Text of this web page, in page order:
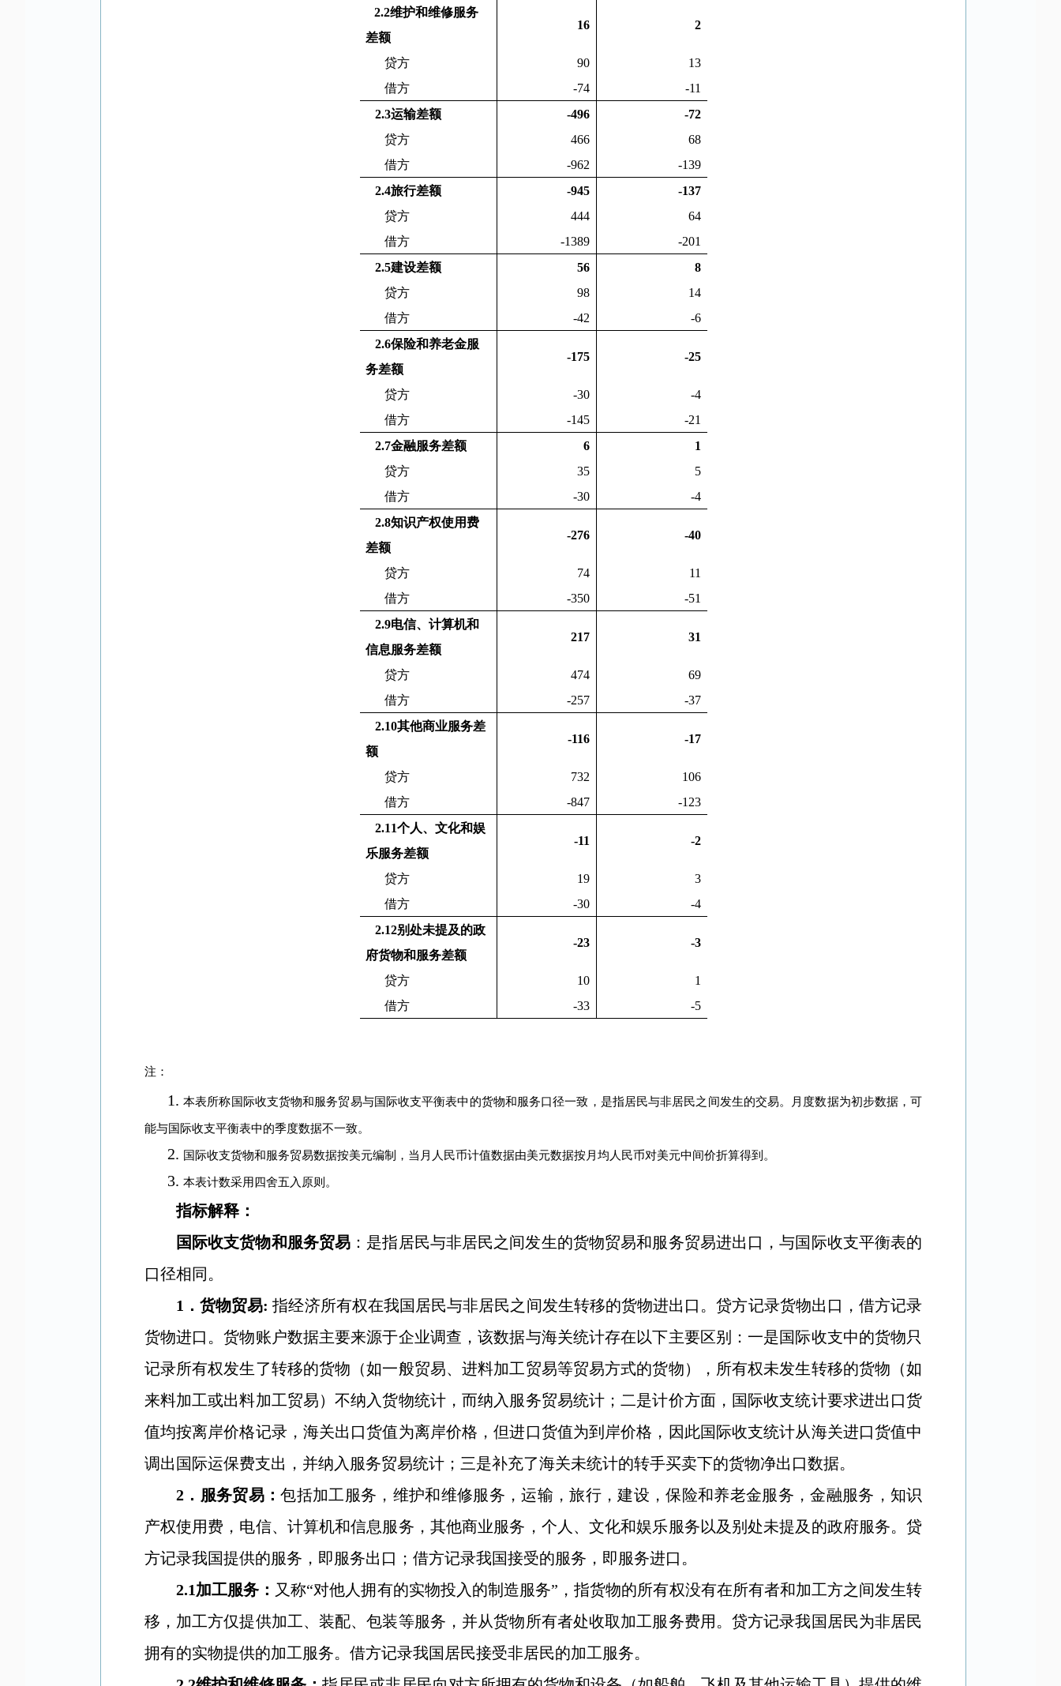
2.2维护和维修服务
差额
16 2
贷方 90
13
借方
-74
-11
2.3运输差额 -496
-72
贷方
466
68
借方
-962
-139
2.4旅行差额 -945
-137
贷方
444
64
借方
-1389
-201
2.5建设差额 56
8
贷方
98
14
借方
-42
-6
2.6保险和养老金服
务差额
-175 -25
贷方 -30
-4
借方
-145
-21
2.7金融服务差额 6
1
贷方
35
5
借方
-30
-4
2.8知识产权使用费
差额
-276 -40
贷方 74
11
借方
-350
-51
2.9电信、计算机和
信息服务差额
217 31
贷方 474
69
借方
-257
-37
2.10其他商业服务差
额
-116 -17
贷方 732
106
借方
-847
-123
2.11个人、文化和娱
乐服务差额
-11 -2
贷方 19
3
借方
-30
-4
2.12别处未提及的政
府货物和服务差额
-23 -3
贷方 10
1
借方
-33 -5
注：
1.本表所称国际收支货物和服务贸易与国际收支平衡表中的货物和服务口径一致，是指居民与非居民之间发生的交易。月度数据为初步数据，可
能与国际收支平衡表中的季度数据不一致。
2. 国际收支货物和服务贸易数据按美元编制，当月人民币计值数据由美元数据按月均人民币对美元中间价折算得到。
3.本表计数采用四舍五入原则。
指标解释：
国际收支货物和服务贸易 ：是指居民与非居民之间发生的货物贸易和服务贸易进出口，与国际收支平衡表的
口径相同。
1 ．货物贸易: 指经济所有权在我国居民与非居民之间发生转移的货物进出口。贷方记录货物出口，借方记录
货物进口。货物账户数据主要来源于企业调查，该数据与海关统计存在以下主要区别：一是国际收支中的货物只
记录所有权发生了转移的货物（如一般贸易、进料加工贸易等贸易方式的货物），所有权未发生转移的货物（如
来料加工或出料加工贸易）不纳入货物统计，而纳入服务贸易统计；二是计价方面，国际收支统计要求进出口货
值均按离岸价格记录，海关出口货值为离岸价格，但进口货值为到岸价格，因此国际收支统计从海关进口货值中
调出国际运保费支出，并纳入服务贸易统计；三是补充了海关未统计的转手买卖下的货物净出口数据。
2．服务贸易：包括加工服务，维护和维修服务，运输，旅行，建设，保险和养老金服务，金融服务，知识
产权使用费，电信、计算机和信息服务，其他商业服务，个人、文化和娱乐服务以及别处未提及的政府服务。贷
方记录我国提供的服务，即服务出口；借方记录我国接受的服务，即服务进口。
2.1加工服务： 又称“对他人拥有的实物投入的制造服务” ，指货物的所有权没有在所有者和加工方之间发生转
移，加工方仅提供加工、装配、包装等服务，并从货物所有者处收取加工服务费用。贷方记录我国居民为非居民
拥有的实物提供的加工服务。借方记录我国居民接受非居民的加工服务。